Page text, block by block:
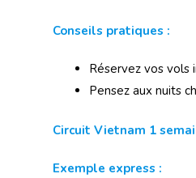
Conseils pratiques :
Réservez vos vols
Pensez aux nuits
Circuit Vietnam 1
Exemple express :